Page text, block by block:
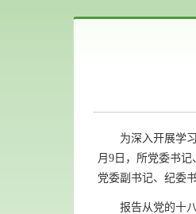
为深入开展学习
月9日，所党委书
党委副书记、纪委
报告从党的十八